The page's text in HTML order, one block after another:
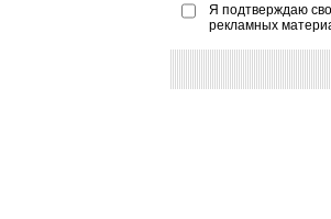
Я подтверждаю
рекламных